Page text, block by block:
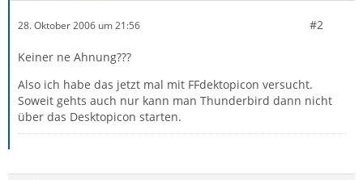
28. Oktober 2006 um 21:56 #2
Keiner ne Ahnung???
Also ich habe das jetzt mal mit FFdektopicon versucht.
Soweit gehts auch nur kann man Thunderbird dann nicht
über das Desktopicon starten.